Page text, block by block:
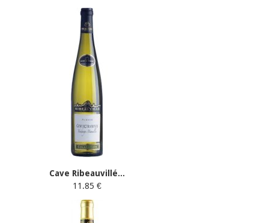
Cave Ribeauvillé...
11.85 €